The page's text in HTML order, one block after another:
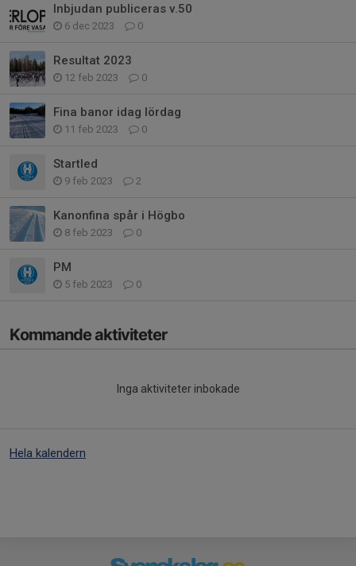
Inbjudan publiceras v.50
6 dec 2023 0
Resultat 2023
12 feb 2023 0
Fina banor idag lördag
11 feb 2023 0
Startled
9 feb 2023 2
Kanonfina spår i Högbo
8 feb 2023 0
PM
5 feb 2023 0
Kommande aktiviteter
Inga aktiviteter inbokade
Hela kalendern